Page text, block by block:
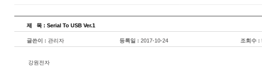
제 목 : Serial To USB Ver.1
글쓴이 : 관리자 등록일 : 2017-10-24 조회수 :
강원전자